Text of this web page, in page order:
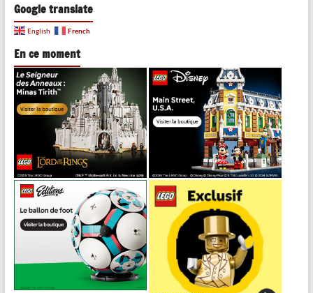
Google translate
English French
En ce moment